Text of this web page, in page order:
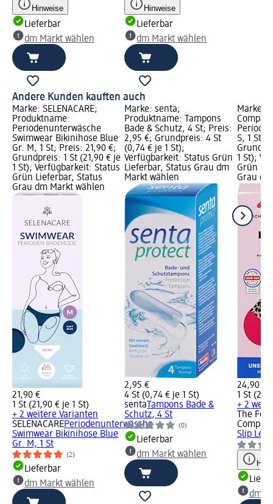
Hinweise
Lieferbar
dm Markt wählen
Hinweise
Lieferbar
dm Markt wählen
Andere Kunden kauften auch
Marke: SELENACARE;
Produktname:
Periodenunterwäsche
Swimwear Bikinihose Blue
Gr. M, 1 St; Preis: 21,90 €;
Grundpreis: 1 St (21,90 € je
1 St); Verfügbarkeit: Status
Grün Lieferbar, Status
Grau dm Markt wählen
21,90 €
1 St (21,90 € je 1 St)
+ 2 weitere Varianten
SELENACAREPeriodenunterwäsche
Swimwear Bikinihose Blue
Gr. M, 1 St
(2)
Lieferbar
dm Markt wählen
Marke: senta;
Produktname: Tampons
Bade & Schutz, 4 St; Preis:
2,95 €; Grundpreis: 4 St
(0,74 € je 1 St);
Verfügbarkeit: Status Grün
Lieferbar, Status Grau dm
Markt wählen
2,95 €
4 St (0,74 € je 1 St)
senta Tampons Bade &
Schutz, 4 St
(0)
Lieferbar
dm Markt wählen
Marke:
S, 1 St;
1 St);
Grün
Grau
24,90 €
1 St
+ 2
The
Slip Leo,
dm